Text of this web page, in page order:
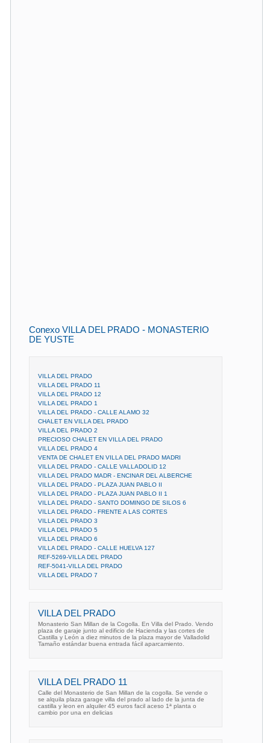
Conexo VILLA DEL PRADO - MONASTERIO
DE YUSTE
VILLA DEL PRADO
VILLA DEL PRADO 11
VILLA DEL PRADO 12
VILLA DEL PRADO 1
VILLA DEL PRADO - CALLE ALAMO 32
CHALET EN VILLA DEL PRADO
VILLA DEL PRADO 2
PRECIOSO CHALET EN VILLA DEL PRADO
VILLA DEL PRADO 4
VENTA DE CHALET EN VILLA DEL PRADO MADRI
VILLA DEL PRADO - CALLE VALLADOLID 12
VILLA DEL PRADO MADR - ENCINAR DEL ALBERCHE
VILLA DEL PRADO - PLAZA JUAN PABLO II
VILLA DEL PRADO - PLAZA JUAN PABLO II 1
VILLA DEL PRADO - SANTO DOMINGO DE SILOS 6
VILLA DEL PRADO - FRENTE A LAS CORTES
VILLA DEL PRADO 3
VILLA DEL PRADO 5
VILLA DEL PRADO 6
VILLA DEL PRADO - CALLE HUELVA 127
REF-5269-VILLA DEL PRADO
REF-5041-VILLA DEL PRADO
VILLA DEL PRADO 7
VILLA DEL PRADO
Monasterio San Millan de la Cogolla. En Villa del Prado. Vendo
plaza de garaje junto al edificio de Hacienda y las cortes de
Castilla y León a diez minutos de la plaza mayor de Valladolid
Tamaño estándar buena entrada fácil aparcamiento.
VILLA DEL PRADO 11
Calle del Monasterio de San Millan de la cogolla. Se vende o
se alquila plaza garage villa del prado al lado de la junta de
castilla y leon en alquiler 45 euros facil aceso 1ª planta o
cambio por una en delicias